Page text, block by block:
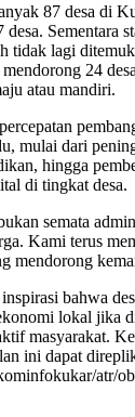
87 desa di
Sementara
tidak lagi
24
atau mandiri.
mulai dari
hingga
di tingkat desa.
semata
Kami terus
mendorong
bahwa
lokal jika
masyarakat.
ini dapat
atr/